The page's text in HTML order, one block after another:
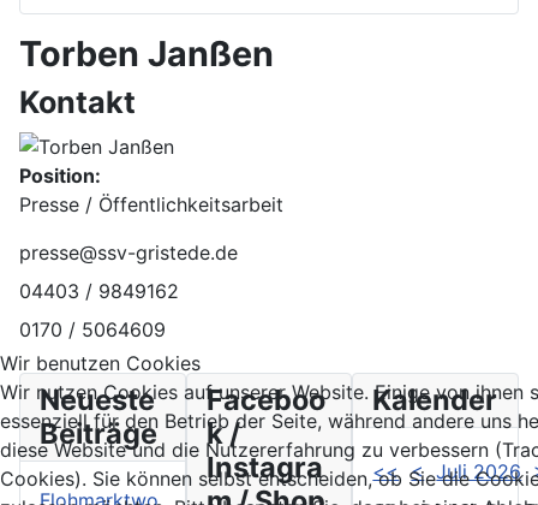
Torben Janßen
Kontakt
Position:
Presse / Öffentlichkeitsarbeit
E-Mail:
presse@ssv-gristede.de
Telefon:
04403 / 9849162
Mobil:
0170 / 5064609
Neueste
Beiträge
Flohmarktwo
Faceboo
k /
Instagra
Kalender
<< < Juli 2026
Wir benutzen Cookies
Wir nutzen Cookies auf unserer Website. Einige von ihnen
essenziell für den Betrieb der Seite, während andere uns
diese Website und die Nutzererfahrung zu verbessern
Cookies). Sie können selbst entscheiden, ob Sie die